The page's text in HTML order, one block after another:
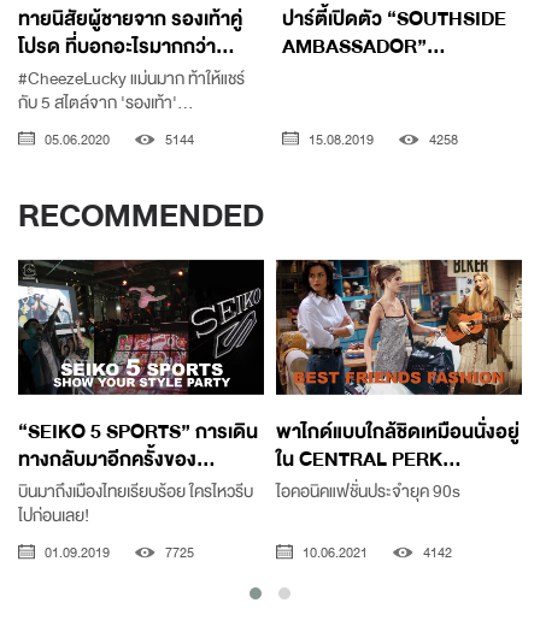
ทายนิสัยผู้ชายจาก รองเท้าคู่
โปรด ที่บอกอะไรมากกว่า...
#CheezeLucky แม่นมาก ท้าให้แชร์
กับ 5 สไตล์จาก 'รองเท้า'...
05.06.2020 5144
ปาร์ตี้เปิดตัว “SOUTHSIDE
AMBASSADOR”...
15.08.2019 4258
RECOMMENDED
“SEIKO 5 SPORTS” การเดิน
ทางกลับมาอีกครั้งของ...
บินมาถึงเมืองไทยเรียบร้อย ใครไหวรีบ
ไปก่อนเลย!
01.09.2019 7725
พาไกด์แบบใกล้ชิดเหมือนนั่งอยู่
ใน CENTRAL PERK...
ไอคอนิคแฟชั่นประจำยุค 90s
10.06.2021 4142